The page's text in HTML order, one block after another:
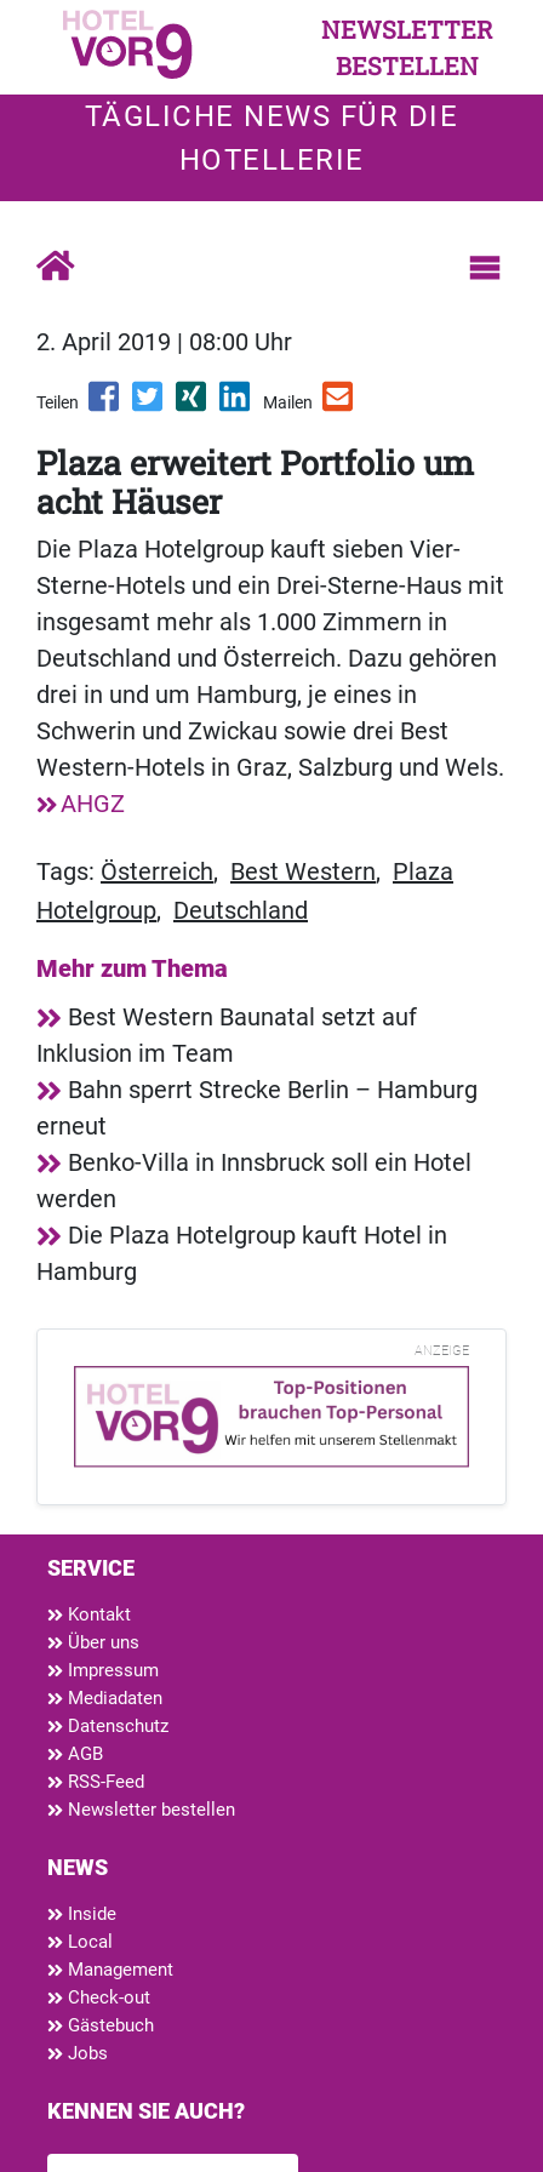
NEWSLETTER
BESTELLEN
TÄGLICHE NEWS FÜR DIE
HOTELLERIE
2. April 2019 | 08:00 Uhr
Teilen Mailen
Plaza erweitert Portfolio um
acht Häuser
Die Plaza Hotelgroup kauft sieben Vier-
Sterne-Hotels und ein Drei-Sterne-Haus mit
insgesamt mehr als 1.000 Zimmern in
Deutschland und Österreich. Dazu gehören
drei in und um Hamburg, je eines in
Schwerin und Zwickau sowie drei Best
Western-Hotels in Graz, Salzburg und Wels.
AHGZ
Tags: Österreich, Best Western, Plaza
Hotelgroup, Deutschland
Mehr zum Thema
Best Western Baunatal setzt auf
Inklusion im Team
Bahn sperrt Strecke Berlin – Hamburg
erneut
Benko-Villa in Innsbruck soll ein Hotel
werden
Die Plaza Hotelgroup kauft Hotel in
Hamburg
ANZEIGE
SERVICE
Kontakt
Über uns
Impressum
Mediadaten
Datenschutz
AGB
RSS-Feed
Newsletter bestellen
NEWS
Inside
Local
Management
Check-out
Gästebuch
Jobs
KENNEN SIE AUCH?